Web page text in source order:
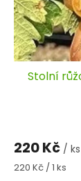
Stolní
220 Kč / ks
Měrná
220 Kč / 1 ks